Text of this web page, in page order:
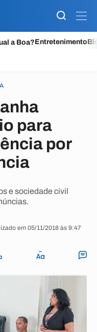
a Boa?Entretenimento
para
por
e sociedade civil
em 05/11/2018 às 9:47